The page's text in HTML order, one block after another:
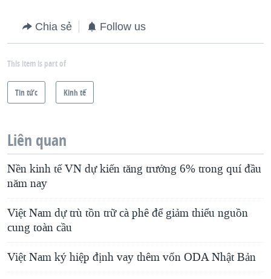
Chia sẻ Follow us
This item is part of
Tin tức Kinh tế
Liên quan
Nền kinh tế VN dự kiến tăng trưởng 6% trong quí đầu
năm nay
Việt Nam dự trù tồn trữ cà phê để giảm thiểu nguồn
cung toàn cầu
Việt Nam ký hiệp định vay thêm vốn ODA Nhật Bản